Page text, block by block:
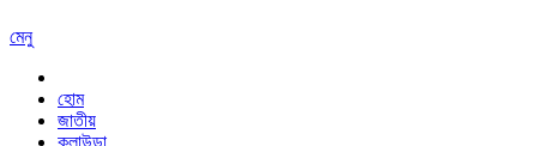
মেনু
হোম
জাতীয়
কুলাউড়া